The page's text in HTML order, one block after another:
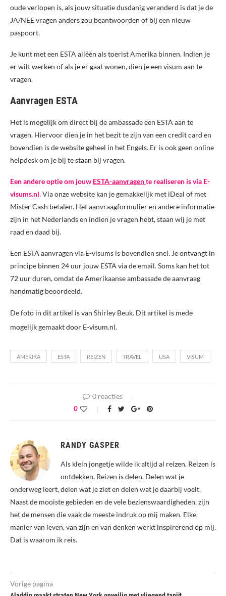
oude verlopen is, als jouw situatie dusdanig veranderd is dat je de
JA/NEE vragen anders zou beantwoorden of bij een nieuw
paspoort.
Je kunt met een ESTA alléén als toerist Amerika binnen. Indien je
er wilt werken of als je er gaat wonen, dien je een visum aan te
vragen.
Aanvragen ESTA
Het is mogelijk om direct bij de ambassade een ESTA aan te
vragen. Hiervoor dien je in het bezit te zijn van een credit card en
bovendien is de website geheel in het Engels. Er is ook geen online
helpdesk om je bij te staan bij vragen.
Een andere optie om jouw ESTA-aanvragente realiseren is via E-
visums.nl. Via onze website kan je gemakkelijk met iDeal of met
Mister Cash betalen. Het aanvraagformulier en andere informatie
zijn in het Nederlands en indien je vragen hebt, staan wij je met
raad en daad bij.
Een ESTA aanvragen via E-visums is bovendien snel. Je ontvangt in
principe binnen 24 uur jouw ESTA via de email. Soms kan het tot
72 uur duren, omdat de Amerikaanse ambassade de aanvraag
handmatig beoordeeld.
De foto in dit artikel is van Shirley Beuk. Dit artikel is mede
mogelijk gemaakt door E-visum.nl.
AMERIKA ESTA REIZEN TRAVEL USA VISUM
0 reacties
0
RANDY GASPER
Als klein jongetje wilde ik altijd al reizen. Reizen is
ontdekken. Reizen is delen. Delen wat je
onderweg leert, delen wat je ziet en delen wat je daarbij voelt.
Naast de mooiste gebieden en de vele bezienswaardigheden, zijn
het de mensen die vaak de meeste indruk op mij maken. Elke
manier van leven, van zijn en van denken werkt inspirerend op mij.
Dat is waarom ik reis.
Vorige pagina